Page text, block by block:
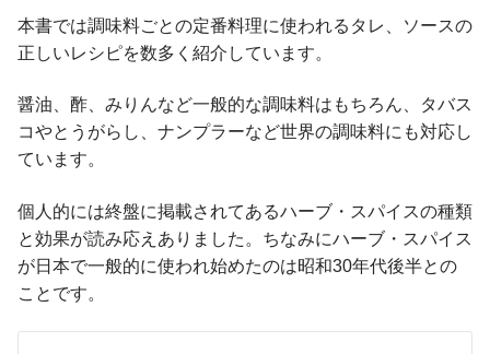
本書では調味料ごとの定番料理に使われるタレ、ソースの
正しいレシピを数多く紹介しています。
醤油、酢、みりんなど一般的な調味料はもちろん、タバス
コやとうがらし、ナンプラーなど世界の調味料にも対応し
ています。
個人的には終盤に掲載されてあるハーブ・スパイスの種類
と効果が読み応えありました。ちなみにハーブ・スパイス
が日本で一般的に使われ始めたのは昭和30年代後半との
ことです。